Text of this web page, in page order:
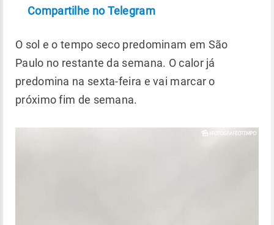
Compartilhe no Telegram
O sol e o tempo seco predominam em São
Paulo no restante da semana. O calor já
predomina na sexta-feira e vai marcar o
próximo fim de semana.